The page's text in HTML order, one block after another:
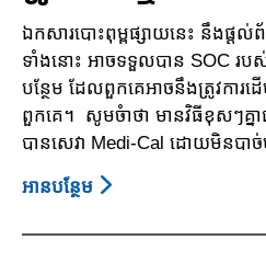
ភាព
ឯកសារ​បោះ​ពុម្ព​ផ្សាយ​នេះ​ នឹង​ផ្ត
ទាំង​នោះ​ ​​​អាច​​​ទទួលបាន​ SOC រប
បន្ថែម​ ដែលពួកគេ​អាចនឹ​ង​​ត្រូវការ​ដើ
ពួកគេ​។​ សូម​ចំាថា មាន​វិធី​ខុស​ៗ​គ្នា​​
បាន​សេវា​ Medi-Cal ដោយ​មិន​បា
អាន​បន្ថែម About
ខ្ញុំ